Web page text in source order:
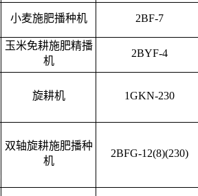
小麦施肥播种机 2BF-7
玉米免耕施肥精播
机
2BYF-4
旋耕机 1GKN-230
双轴旋耕施肥播种
机
2BFG-12(8)(230)